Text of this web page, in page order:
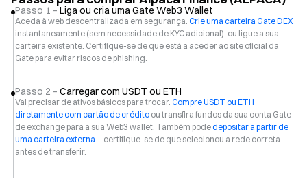
Passo 1 –Liga ou cria uma Gate Web3 Wallet
Aceda à web descentralizada em segurança. Crie uma carteira Gate DEX
instantaneamente (sem necessidade de KYC adicional), ou ligue a sua
carteira existente. Certifique-se de que está a aceder ao site oficial da
Gate para evitar riscos de phishing.
Passo 2 – Carregar com USDT ou ETH
Vai precisar de ativos básicos para trocar. Compre USDT ou ETH
diretamente com cartão de crédito ou transfira fundos da sua conta Gate
de exchange para a sua Web3 wallet. Também pode depositar a partir de
uma carteira externa—certifique-se de que selecionou a rede correta
antes de transferir.